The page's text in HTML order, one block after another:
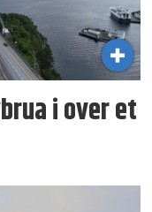
i over et